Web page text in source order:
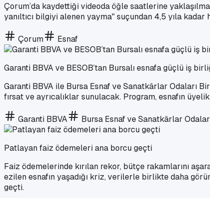
Çorum’da kaydettiği videoda öğle saatlerine
yanıltıcı bilgiyi alenen yayma" suçundan 4,5 yıla kadar
Çorum Esnaf
Garanti BBVA ve BESOB’tan Bursalı esnafa güçlü iş
Garanti BBVA ile Bursa Esnaf ve Sanatkârlar Odaları
fırsat ve ayrıcalıklar sunulacak. Program, esnafın
Garanti BBVA Bursa Esnaf ve Sanatkârlar
Patlayan faiz ödemeleri ana borcu geçti
Faiz ödemelerinde kırılan rekor, bütçe rakamlarını
ezilen esnafın yaşadığı kriz, verilerle birlikte daha
geçti.